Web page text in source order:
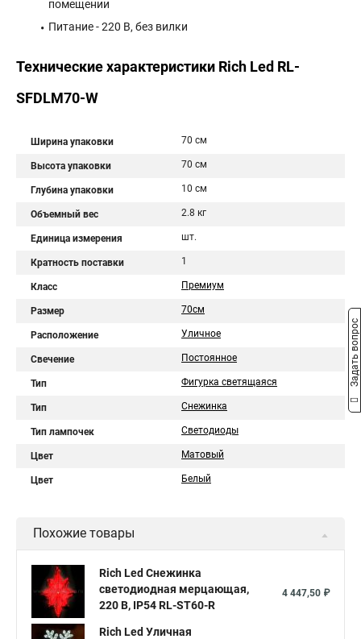
помещении
Питание - 220 B, без вилки
Технические характеристики Rich Led RL-
SFDLM70-W
Ширина упаковки 70 см
Высота упаковки 70 см
Глубина упаковки 10 см
Объемный вес 2.8 кг
Единица измерения шт.
Кратность поставки 1
Класс Премиум
Размер 70см
Расположение Уличное
Свечение Постоянное
Тип Фигурка светящаяся
Тип Снежинка
Тип лампочек Светодиоды
Цвет Матовый
Цвет Белый
Похожие товары
Rich Led Снежинка
светодиодная мерцающая,
220 B, IP54 RL-ST60-R
4 447,50 ₽
Rich Led Уличная
Задать вопрос